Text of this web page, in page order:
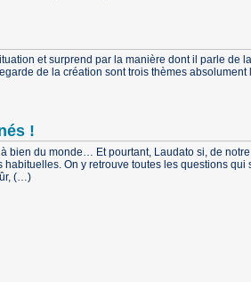
et surprend par la manière dont il parle de
de la création sont trois thèmes absolument
!
bien du monde… Et pourtant, Laudato si, de
On y retrouve toutes les questions qui
(…)